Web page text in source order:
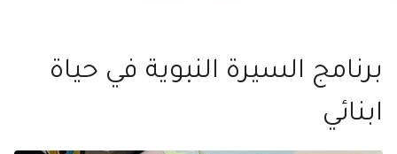
برنامج السيرة النبوية في حياة
ابنائي